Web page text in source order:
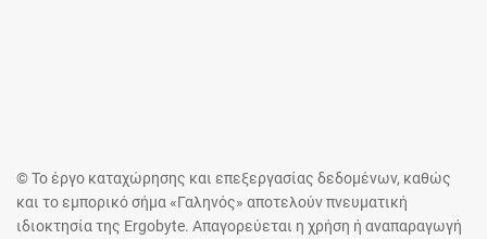
© Το έργο καταχώρησης και επεξεργασίας δεδομένων, καθώς
και το εμπορικό σήμα «Γαληνός» αποτελούν πνευματική
ιδιοκτησία της Ergobyte. Απαγορεύεται η χρήση ή αναπαραγωγή